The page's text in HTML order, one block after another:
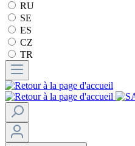
RU
SE
ES
CZ
TR